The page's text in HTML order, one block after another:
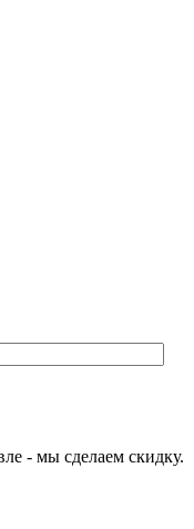
- мы сделаем скидку.